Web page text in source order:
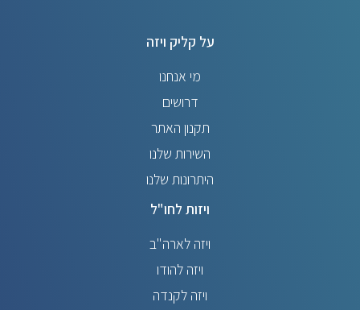
על קליק ויזה
מי אנחנו
דרושים
תקנון האתר
השירות שלנו
היתרונות שלנו
ויזות לחו"ל
ויזה לארה"ב
ויזה להודו
ויזה לקנדה